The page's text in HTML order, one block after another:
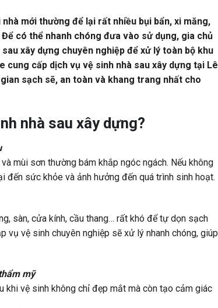
mới thường để lại rất nhiều bụi bẩn, xi măng,
có thể nhanh chóng đưa vào sử dụng, gia chủ
xây dựng chuyên nghiệp để xử lý toàn bộ khu
cung cấp dịch vụ vệ sinh nhà sau xây dựng tại Lê
sạch sẽ, an toàn và khang trang nhất cho
nhà sau xây dựng?
mùi sơn thường bám khắp ngóc ngách. Nếu không
đến sức khỏe và ảnh hưởng đến quá trình sinh hoạt.
sàn, cửa kính, cầu thang… rất khó để tự dọn sạch
vụ vệ sinh chuyên nghiệp sẽ xử lý nhanh chóng, giúp
mỹ
khi vệ sinh không chỉ đẹp mắt mà còn tạo cảm giác